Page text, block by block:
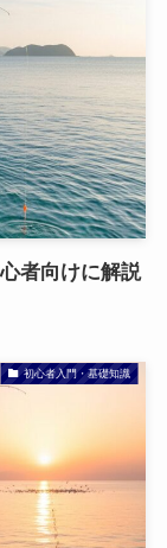
者向けに解説
初心者入門・基礎知識